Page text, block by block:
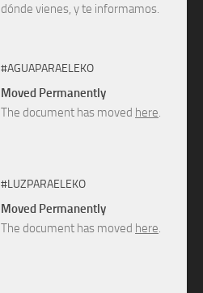
dónde vienes, y te informamos.
#AGUAPARAELEKO
Moved Permanently
The document has moved here.
#LUZPARAELEKO
Moved Permanently
The document has moved here.